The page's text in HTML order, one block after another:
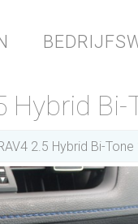
Hybrid Bi-
2.5 Hybrid Bi-Tone